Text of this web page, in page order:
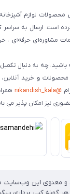
محصولات لوازم
است. ارسال به سراسر
مشاوره‌ای حرفه‌ای ،
چه به دنبال
و خرید
@nikandish_kala
نیز امکان پذیر می
و معنوی این وب‌سایت